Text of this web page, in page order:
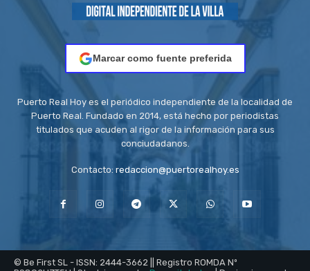
Marcar como fuente preferida
Puerto Real Hoy es el periódico independiente de la localidad de
Puerto Real. Fundado en 2014, está hecho por periodistas
titulados que acuden al rigor de la información para sus
conciudadanos.
Contacto: redaccion@puertorealhoy.es
© Be First SL - ISSN: 2444-3662 || Registro ROMDA Nº